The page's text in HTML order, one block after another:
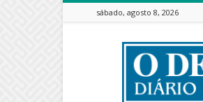
sábado, agosto 8, 2026
ODEBATEON